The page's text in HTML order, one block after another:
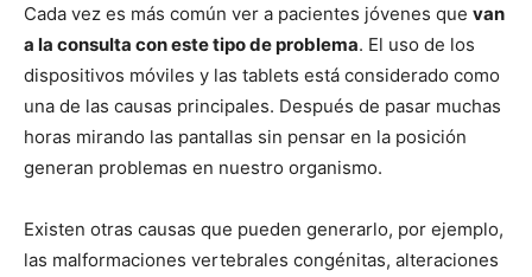
Cada vez es más común ver a pacientes jóvenes que van
a la consulta con este tipo de problema. El uso de los
dispositivos móviles y las tablets está considerado como
una de las causas principales. Después de pasar muchas
horas mirando las pantallas sin pensar en la posición
generan problemas en nuestro organismo.
Existen otras causas que pueden generarlo, por ejemplo,
las malformaciones vertebrales congénitas, alteraciones